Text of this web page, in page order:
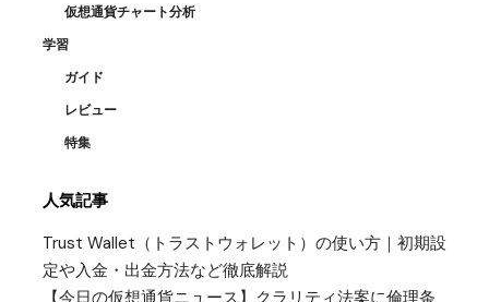
仮想通貨チャート分析
学習
ガイド
レビュー
特集
人気記事
Trust Wallet（トラストウォレット）の使い方｜初期設
定や入金・出金方法など徹底解説
【今日の仮想通貨ニュース】クラリティ法案に倫理条